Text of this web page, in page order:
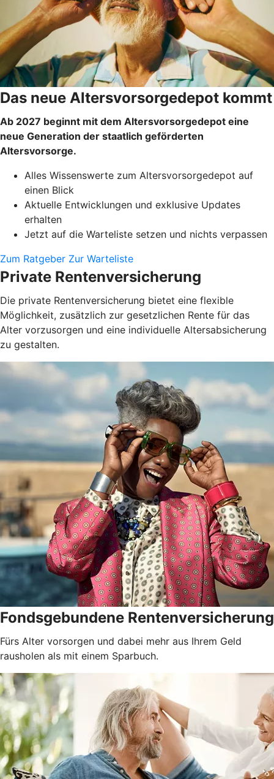
Das neue Altersvorsorgedepot kommt
Ab 2027 beginnt mit dem Altersvorsorgedepot eine
neue Generation der staatlich geförderten
Altersvorsorge.
Alles Wissenswerte zum Altersvorsorgedepot auf
einen Blick
Aktuelle Entwicklungen und exklusive Updates
erhalten
Jetzt auf die Warteliste setzen und nichts verpassen
Zum Ratgeber Zur Warteliste
Private Rentenversicherung
Die private Rentenversicherung bietet eine flexible
Möglichkeit, zusätzlich zur gesetzlichen Rente für das
Alter vorzusorgen und eine individuelle Altersabsicherung
zu gestalten.
Fondsgebundene Rentenversicherung
Fürs Alter vorsorgen und dabei mehr aus Ihrem Geld
rausholen als mit einem Sparbuch.